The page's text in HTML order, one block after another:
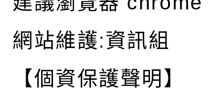
網站維護:資訊組
【個資保護聲明】